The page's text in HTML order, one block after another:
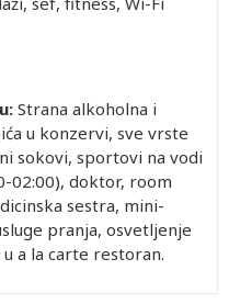
Strana alkoholna i
u konzervi, sve vrste
sokovi, sportovi na vodi
02:00), doktor, room
sestra, mini-
pranja, osvetljenje
a la carte restoran.